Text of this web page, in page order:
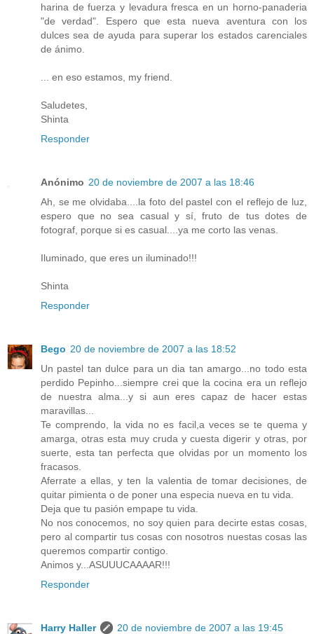
harina de fuerza y levadura fresca en un horno-panaderia
"de verdad". Espero que esta nueva aventura con los
dulces sea de ayuda para superar los estados carenciales
de ánimo.
... en eso estamos, my friend.
Saludetes,
Shinta
Responder
Anónimo 20 de noviembre de 2007 a las 18:46
Ah, se me olvidaba....la foto del pastel con el reflejo de luz,
espero que no sea casual y sí, fruto de tus dotes de
fotograf, porque si es casual....ya me corto las venas.
Iluminado, que eres un iluminado!!!
Shinta
Responder
Bego 20 de noviembre de 2007 a las 18:52
Un pastel tan dulce para un dia tan amargo...no todo esta
perdido Pepinho...siempre crei que la cocina era un reflejo
de nuestra alma...y si aun eres capaz de hacer estas
maravillas...
Te comprendo, la vida no es facil,a veces se te quema y
amarga, otras esta muy cruda y cuesta digerir y otras, por
suerte, esta tan perfecta que olvidas por un momento los
fracasos.
Aferrate a ellas, y ten la valentia de tomar decisiones, de
quitar pimienta o de poner una especia nueva en tu vida.
Deja que tu pasión empape tu vida.
No nos conocemos, no soy quien para decirte estas cosas,
pero al compartir tus cosas con nosotros nuestas cosas las
queremos compartir contigo.
Animos y...ASUUUCAAAAR!!!
Responder
Harry Haller
20 de noviembre de 2007 a las 19:45